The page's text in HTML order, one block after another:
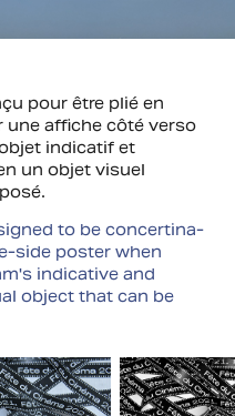
pour être plié en
une affiche côté verso
indicatif et
un objet visuel
to be concertina-
side poster when
indicative and
object that can be